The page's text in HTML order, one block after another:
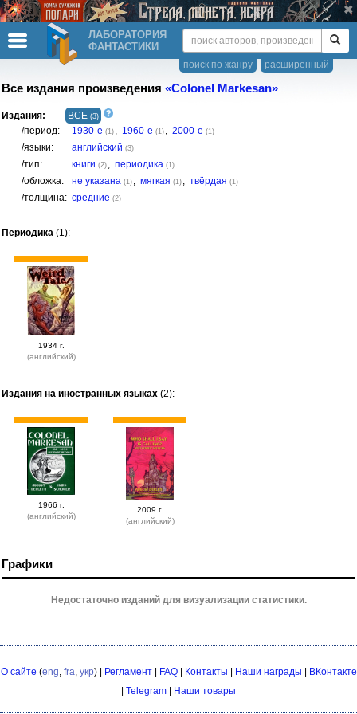
ЛАБОРАТОРИЯ
ФАНТАСТИКИ
расширенный
поиск по жанру
Все издания произведения «Colonel Markesan»
Издания: ВСЕ (3)
/период: 1930-е (1) , 1960-е (1) , 2000-е (1)
/языки: английский (3)
/тип: книги (2) , периодика (1)
/обложка: не указана (1) , мягкая (1) , твёрдая (1)
/толщина: средние (2)
Периодика (1):
1934 г.
(английский)
Издания на иностранных языках (2):
1966 г.
(английский)
2009 г.
(английский)
Графики
Недостаточно изданий для визуализации статистики.
О сайте (eng, fra, укр) | Регламент| FAQ| Контакты Наши награды
ВКонтакте
Telegram Наши товары